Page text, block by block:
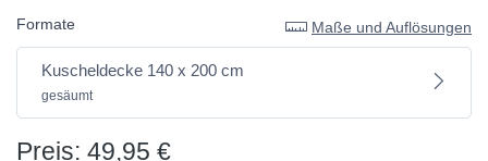
Formate Maße und Auflösungen
Kuscheldecke 140 x 200 cm
gesäumt
Preis: 49,95 €